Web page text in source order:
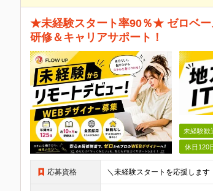
★未経験スタート率90％★ ゼロベー
研修＆キャリアサポート！
未経験歓
休日120
応募資格